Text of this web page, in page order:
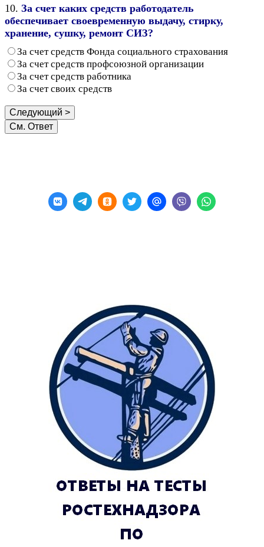
10. За счет каких средств работодатель
обеспечивает своевременную выдачу, стирку,
хранение, сушку, ремонт СИЗ?
За счет средств Фонда социального страхования
За счет средств профсоюзной организации
За счет средств работника
За счет своих средств